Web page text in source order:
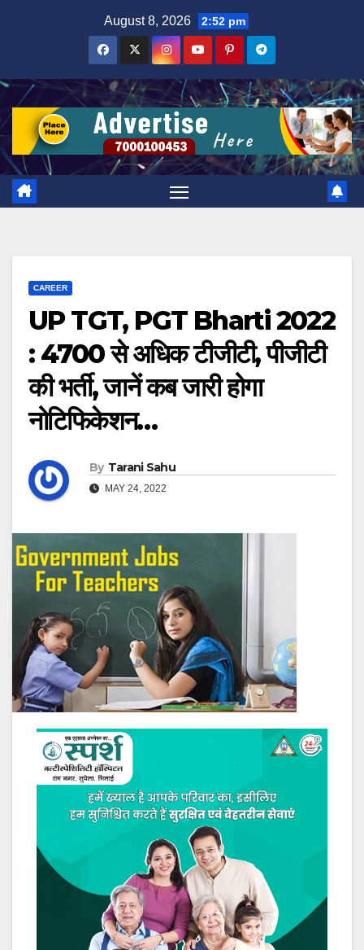
August 8, 2026 2:52 pm
CAREER
UP TGT, PGT Bharti 2022
: 4700 से अधिक टीजीटी, पीजीटी
की भर्ती, जानें कब जारी होगा
नोटिफिकेशन…
By Tarani Sahu
MAY 24, 2022